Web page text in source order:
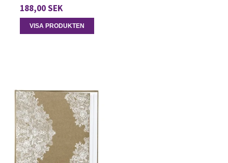
188,00 SEK
VISA PRODUKTEN